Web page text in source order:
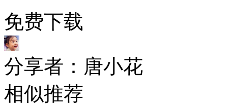
免费下载
分享者：唐小花
相似推荐